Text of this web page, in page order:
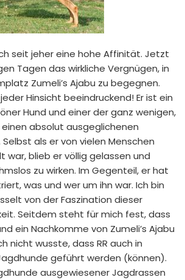
seit jeher eine hohe Affinität. Jetzt
Tagen das wirkliche Vergnügen, in
Zumeli’s Ajabu zu begegnen.
Hinsicht beeindruckend! Er ist ein
Hund und einer der ganz wenigen,
absolut ausgeglichenen
als er von vielen Menschen
war, blieb er völlig gelassen und
zu wirken. Im Gegenteil, er hat
was und wer um ihn war. Ich bin
von der Faszination dieser
Seitdem steht für mich fest, dass
ein Nachkomme von Zumeli’s Ajabu
nicht wusste, dass RR auch in
geführt werden (können).
ausgewiesener Jagdrassen